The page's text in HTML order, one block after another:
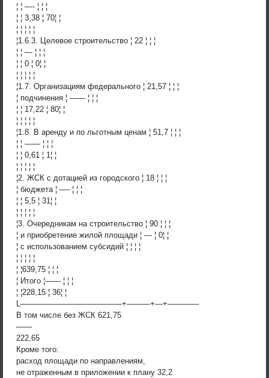
¦ ¦ —- ¦ ¦ ¦
¦ ¦ 3,38 ¦ 70¦ ¦
¦ ¦ ¦ ¦ ¦
¦1.6.3. Целевое строительство ¦ 22 ¦ ¦ ¦
¦ ¦ — ¦ ¦ ¦
¦ ¦ 0 ¦ 0¦ ¦
¦ ¦ ¦ ¦ ¦
¦1.7. Организациям федерального ¦ 21,57 ¦ ¦ ¦
¦ подчинения ¦ —— ¦ ¦ ¦
¦ ¦ 17,22 ¦ 80¦ ¦
¦ ¦ ¦ ¦ ¦
¦1.8. В аренду и по льготным ценам ¦ 51,7 ¦ ¦ ¦
¦ ¦ —— ¦ ¦ ¦
¦ ¦ 0,61 ¦ 1¦ ¦
¦ ¦ ¦ ¦ ¦
¦2. ЖСК с дотацией из городского ¦ 18 ¦ ¦ ¦
¦ бюджета ¦ —- ¦ ¦ ¦
¦ ¦ 5,5 ¦ 31¦ ¦
¦ ¦ ¦ ¦ ¦
¦3. Очередникам на строительство ¦ 90 ¦ ¦ ¦
¦ и приобретение жилой площади ¦ — ¦ 0¦ ¦
¦ с использованием субсидий ¦ ¦ ¦ ¦
¦ ¦ ¦ ¦ ¦
¦ ¦639,75 ¦ ¦ ¦
¦ Итого ¦—— ¦ ¦ ¦
¦ ¦228,15 ¦ 36¦ ¦
L—————————————+———+—+————
В том числе без ЖСК 621,75
——
222,65
Кроме того:
расход площади по направлениям,
не отраженным в приложении к плану 32,2